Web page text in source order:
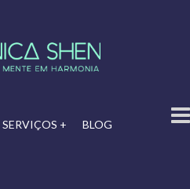
SERVIÇOS + BLOG